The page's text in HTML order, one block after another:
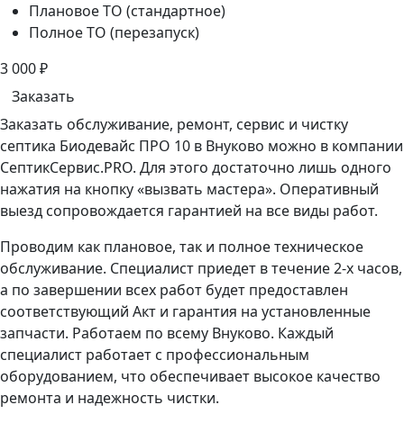
Плановое ТО (стандартное)
Полное ТО (перезапуск)
3 000₽
Заказать
Заказать обслуживание, ремонт, сервис и чистку
септика Биодевайс ПРО 10 в Внуково можно в компании
СептикСервис.PRO. Для этого достаточно лишь одного
нажатия на кнопку «вызвать мастера». Оперативный
выезд сопровождается гарантией на все виды работ.
Проводим как плановое, так и полное техническое
обслуживание. Специалист приедет в течение 2-х часов,
а по завершении всех работ будет предоставлен
соответствующий Акт и гарантия на установленные
запчасти. Работаем по всему Внуково. Каждый
специалист работает с профессиональным
оборудованием, что обеспечивает высокое качество
ремонта и надежность чистки.